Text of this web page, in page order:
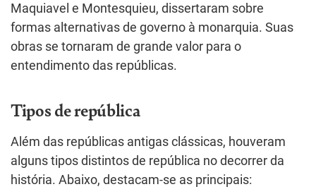
Maquiavel e Montesquieu, dissertaram sobre
formas alternativas de governo à monarquia. Suas
obras se tornaram de grande valor para o
entendimento das repúblicas.
Tipos de república
Além das repúblicas antigas clássicas, houveram
alguns tipos distintos de república no decorrer da
história. Abaixo, destacam-se as principais: